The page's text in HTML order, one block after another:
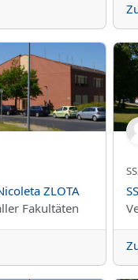
ZLOTA
ZLOTA
Fakultäten